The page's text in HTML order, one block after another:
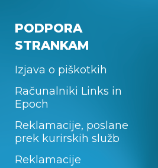
PODPORA
STRANKAM
Izjava o piškotkih
Računalniki Links in
Epoch
Reklamacije, poslane
prek kurirskih služb
Reklamacije